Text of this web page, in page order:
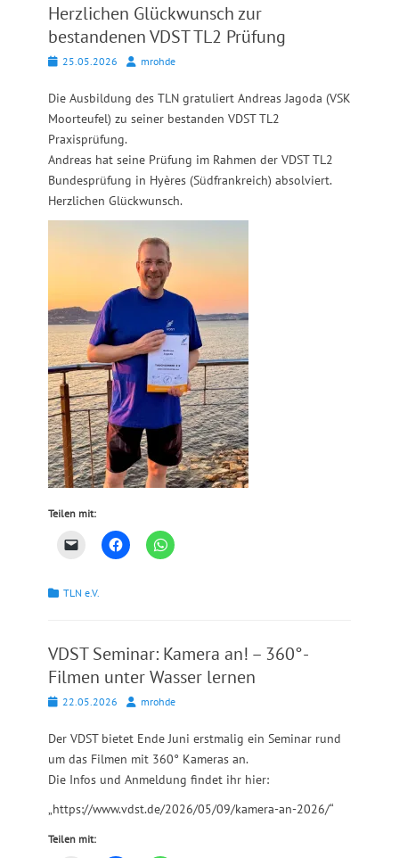
Herzlichen Glückwunsch zur
bestandenen VDST TL2 Prüfung
Posted25.05.2026 Autormrohde
Die Ausbildung des TLN gratuliert Andreas Jagoda (VSK
Moorteufel) zu seiner bestanden VDST TL2
Praxisprüfung.
Andreas hat seine Prüfung im Rahmen der VDST TL2
Bundesprüfung in Hyères (Südfrankreich) absolviert.
Herzlichen Glückwunsch.
Teilen mit:
Kategorien
TLN e.V.
VDST Seminar: Kamera an! – 360°-
Filmen unter Wasser lernen
Posted22.05.2026 Autormrohde
Der VDST bietet Ende Juni erstmalig ein Seminar rund
um das Filmen mit 360° Kameras an.
Die Infos und Anmeldung findet ihr hier:
„https://www.vdst.de/2026/05/09/kamera-an-2026/“
Teilen mit: